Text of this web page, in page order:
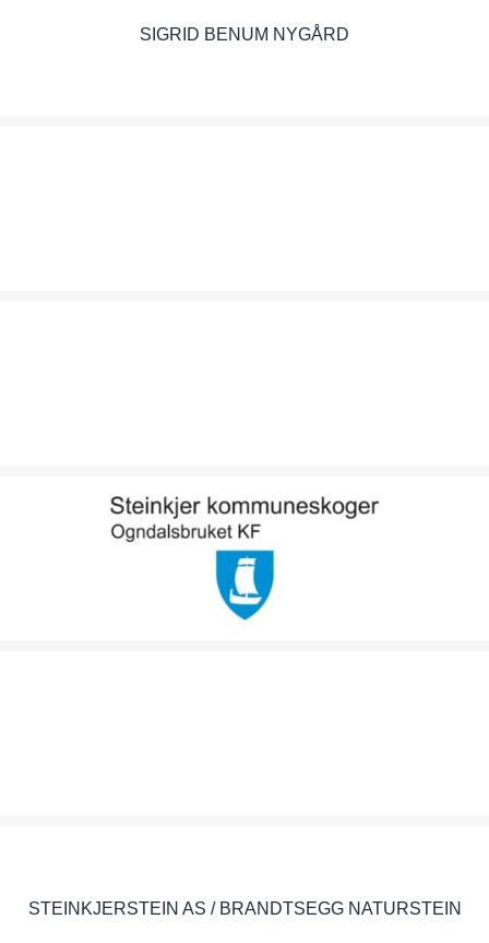
SIGRID BENUM NYGÅRD
STEINKJER KOMMUNESKOGER – OGNDALSBRUKET KF
STEINKJERSTEIN AS / BRANDTSEGG NATURSTEIN